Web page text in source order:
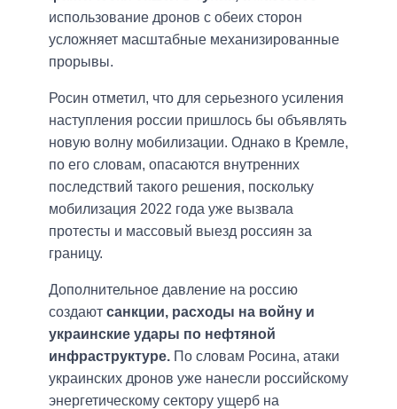
использование дронов с обеих сторон
усложняет масштабные механизированные
прорывы.
Росин отметил, что для серьезного усиления
наступления россии пришлось бы объявлять
новую волну мобилизации. Однако в Кремле,
по его словам, опасаются внутренних
последствий такого решения, поскольку
мобилизация 2022 года уже вызвала
протесты и массовый выезд россиян за
границу.
Дополнительное давление на россию
создают санкции, расходы на войну и
украинские удары по нефтяной
инфраструктуре. По словам Росина, атаки
украинских дронов уже нанесли российскому
энергетическому сектору ущерб на